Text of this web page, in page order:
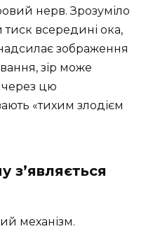
нерв. Зрозуміло
всередині ока,
зображення
зір може
цю
«тихим злодієм
з’являється
механізм.